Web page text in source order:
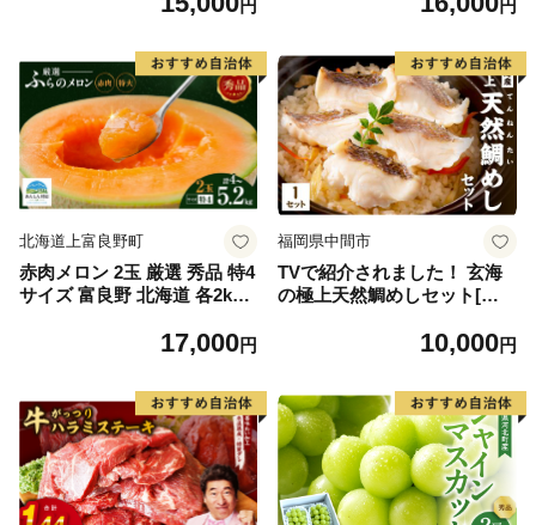
円 円
北海道上富良野町
赤肉メロン 2玉 厳選 秀品 特4
サイズ 富良野 北海道 各2kg
富良野 メロン めろん 果物 く
17,000円
福岡県中間市
TVで紹介されました！ 玄海
の極上天然鯛めしセット[鯛
だし]【010-0001】10,000円